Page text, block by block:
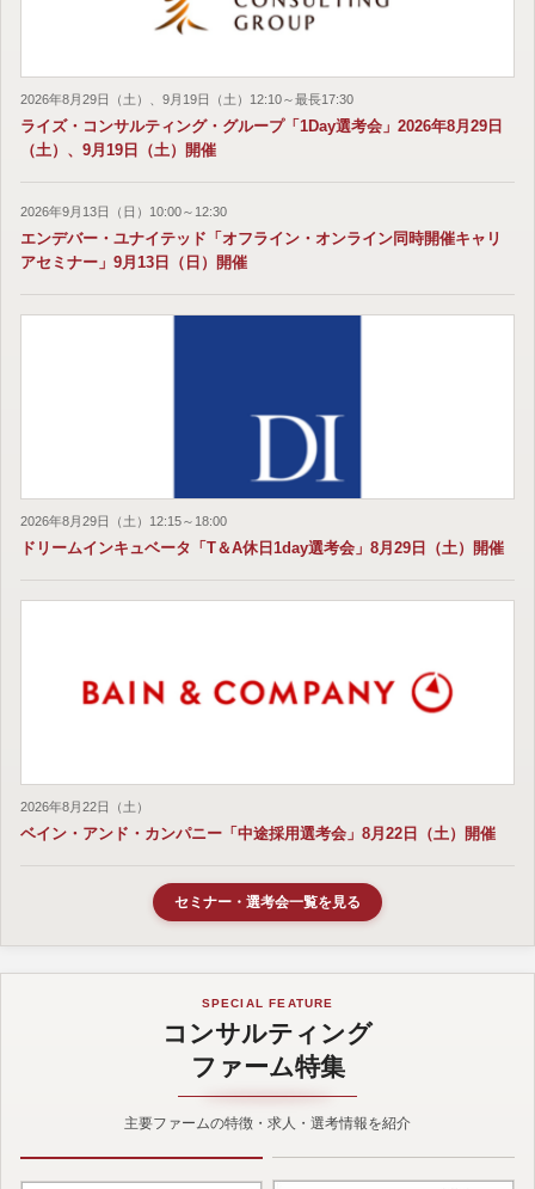
2026年8月29日（土）、9月19日（土）12:10～最長17:30
ライズ・コンサルティング・グループ「1Day選考会」2026年8月29日
（土）、9月19日（土）開催
2026年9月13日（日）10:00～12:30
エンデバー・ユナイテッド「オフライン・オンライン同時開催キャリ
アセミナー」9月13日（日）開催
2026年8月29日（土）12:15～18:00
ドリームインキュベータ「T＆A休日1day選考会」8月29日（土）開催
2026年8月22日（土）
ベイン・アンド・カンパニー「中途採用選考会」8月22日（土）開催
セミナー・選考会一覧を見る
SPECIAL FEATURE
コンサルティング
ファーム特集
主要ファームの特徴・求人・選考情報を紹介